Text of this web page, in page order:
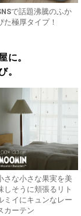
で話題沸騰のふか
た極厚タイプ！
に。
。
さな小さな果実を美
しそうに頬張るリト
ミイにキュンなレー
カーテン